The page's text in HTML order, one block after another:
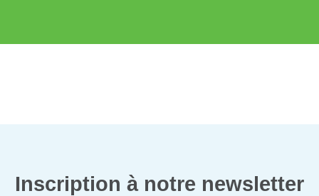
Inscription à notre newsletter